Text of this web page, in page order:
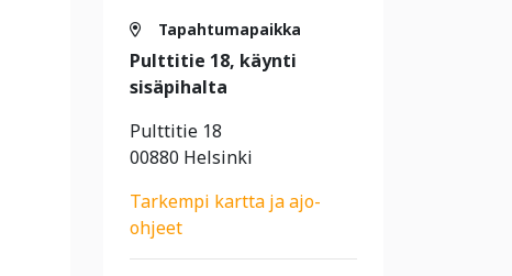
Tapahtumapaikka
Pulttitie 18, käynti
sisäpihalta
Pulttitie 18
00880 Helsinki
Tarkempi kartta ja ajo-
ohjeet